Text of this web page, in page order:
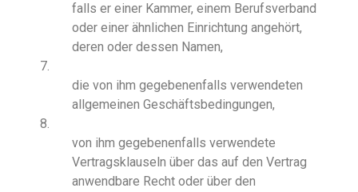
falls er einer Kammer, einem Berufsverband
oder einer ähnlichen Einrichtung angehört,
deren oder dessen Namen,
7.
die von ihm gegebenenfalls verwendeten
allgemeinen Geschäftsbedingungen,
8.
von ihm gegebenenfalls verwendete
Vertragsklauseln über das auf den Vertrag
anwendbare Recht oder über den